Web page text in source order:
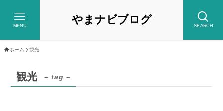
やまナビブログ SEARCH
MENU
ホーム 観光
観光 – tag –